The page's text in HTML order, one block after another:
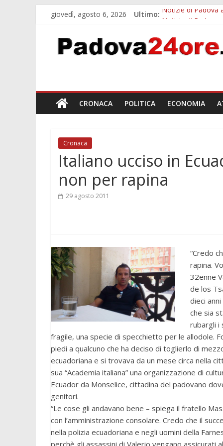
giovedì, agosto 6, 2026 Ultimo: Notizie di Padova
Transizione 4.0,
Quando le
Malattie
CRONACA POLITICA ECONOMIA
Cronaca
Italiano ucciso in
non per rapina
29 agosto 2011
“Credo
rapina.
32enne
de los
dieci
che sia
rubargli i
fragile, una specie di specchietto per le allodole.
piedi a qualcuno che ha deciso di toglierlo di
ecuadoriana e si trovava da un mese circa nella
sua “Academia italiana” una organizzazione di
Ecuador da Monselice, cittadina del padovano
genitori.
“Le cose gli andavano bene – spiega il fratello
con l’amministrazione consolare. Credo che il
nella polizia ecuadoriana e negli uomini della
perchè gli assassini di Valerio vengano assicurati